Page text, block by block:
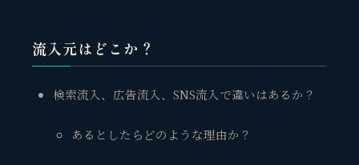
流入元はどこか？
検索流入、広告流入、SNS流入で違いはあるか？
あるとしたらどのような理由か？
❤️ ファンを増やしたい
🔍 現状サイトを分析したい